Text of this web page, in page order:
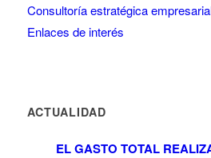
Consultoría estratégica
Enlaces de interés
ACTUALIDAD
EL GASTO TOTAL